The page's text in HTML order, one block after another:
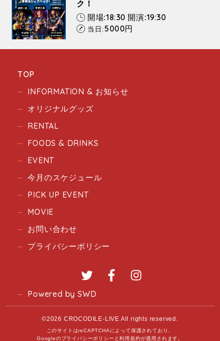
ク！
開場:18:30 開演:19:30
当日:5000円
TOP
INFORMATION & お知らせ
オリジナルグッズ
RENTAL
FOODS & DRINKS
EVENT
今月のスケジュール
PICK UP EVENT
MOVIE
お問い合わせ
プライバシーポリシー
Twitter Facebook
Powered by SWD
©2026 CROCODILE-LIVE All rights reserved.
このサイトはreCAPTCHAによって保護されており、
Googleのプライバシーポリシー と利用規約が適用されます。